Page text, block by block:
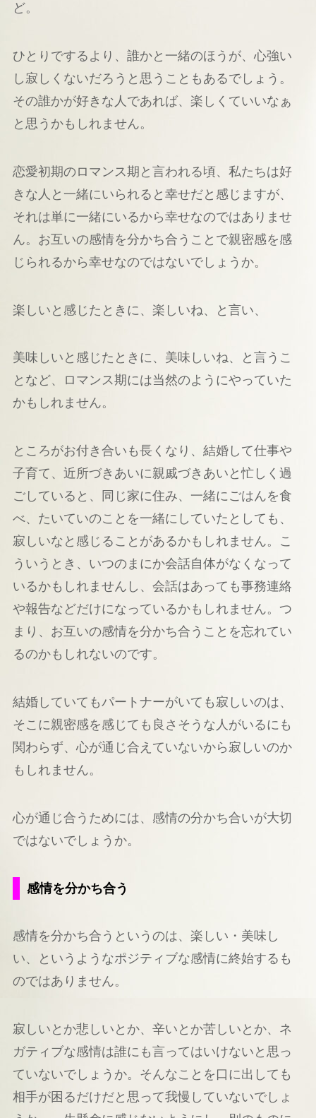
ど。
ひとりでするより、誰かと一緒のほうが、心強い
し寂しくないだろうと思うこともあるでしょう。
その誰かが好きな人であれば、楽しくていいなぁ
と思うかもしれません。
恋愛初期のロマンス期と言われる頃、私たちは好
きな人と一緒にいられると幸せだと感じますが、
それは単に一緒にいるから幸せなのではありませ
ん。お互いの感情を分かち合うことで親密感を感
じられるから幸せなのではないでしょうか。
楽しいと感じたときに、楽しいね、と言い、
美味しいと感じたときに、美味しいね、と言うこ
となど、ロマンス期には当然のようにやっていた
かもしれません。
ところがお付き合いも長くなり、結婚して仕事や
子育て、近所づきあいに親戚づきあいと忙しく過
ごしていると、同じ家に住み、一緒にごはんを食
べ、たいていのことを一緒にしていたとしても、
寂しいなと感じることがあるかもしれません。こ
ういうとき、いつのまにか会話自体がなくなって
いるかもしれませんし、会話はあっても事務連絡
や報告などだけになっているかもしれません。つ
まり、お互いの感情を分かち合うことを忘れてい
るのかもしれないのです。
結婚していてもパートナーがいても寂しいのは、
そこに親密感を感じても良さそうな人がいるにも
関わらず、心が通じ合えていないから寂しいのか
もしれません。
心が通じ合うためには、感情の分かち合いが大切
ではないでしょうか。
感情を分かち合う
感情を分かち合うというのは、楽しい・美味し
い、というようなポジティブな感情に終始するも
のではありません。
寂しいとか悲しいとか、辛いとか苦しいとか、ネ
ガティブな感情は誰にも言ってはいけないと思っ
ていないでしょうか。そんなことを口に出しても
相手が困るだけだと思って我慢していないでしょ